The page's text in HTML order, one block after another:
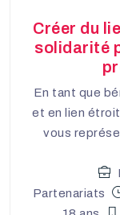
Créer du
solidarité
En tant que
et en lien
vous
Partenariats